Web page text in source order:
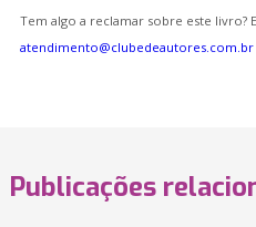
Tem algo a reclamar sobre este livro?
atendimento@clubedeautores.com.br
Publicações